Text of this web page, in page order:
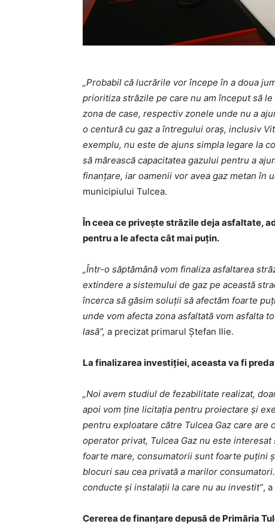
„Probabil că lucrările vor începe în a doua
prioritiza străzile pe care nu am început să
zona de case, respectiv zonele unde nu a
o centură cu gaz a întregului oraș, inclusiv
exemplu, nu este de ajuns simpla legare la
să mărească capacitatea gazului pentru a
finanțare, iar oamenii vor avea gaz metan în
municipiului Tulcea.
În ceea ce privește străzile deja asfaltate,
pentru a le afecta cât mai puțin.
„Într-o săptămână vom finaliza asfaltarea
extindere a sistemului de gaz pe această
încerca să găsim soluții să afectăm foarte
unde vom afecta zona asfaltată vom asfalta
lasă”, a precizat primarul Ștefan Ilie.
La finalizarea investiției, aceasta va fi
„Noi avem studiul de fezabilitate realizat,
apoi vom ține licitația pentru proiectare și
pentru exploatare către Tulcea Gaz care
operator privat, Tulcea Gaz nu este
foarte mare, consumatorii sunt foarte puțini
blocuri sau cea privată a marilor
conducte și instalații la care nu au investit”,
Cererea de finanțare depusă de Primăria